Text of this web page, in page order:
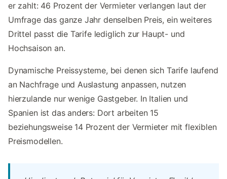
er zahlt: 46 Prozent der Vermieter verlangen laut der
Umfrage das ganze Jahr denselben Preis, ein weiteres
Drittel passt die Tarife lediglich zur Haupt- und
Hochsaison an.
Dynamische Preissysteme, bei denen sich Tarife laufend
an Nachfrage und Auslastung anpassen, nutzen
hierzulande nur wenige Gastgeber. In Italien und
Spanien ist das anders: Dort arbeiten 15
beziehungsweise 14 Prozent der Vermieter mit flexiblen
Preismodellen.